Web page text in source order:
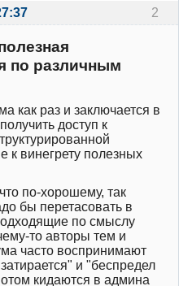
2
по различным
как раз и заключается в
доступ к
к винегрету полезных
по-хорошему, так
бы перетасовать в
по смыслу
то авторы тем и
часто воспринимают
затирается" и "беспредел
кидаются в админа